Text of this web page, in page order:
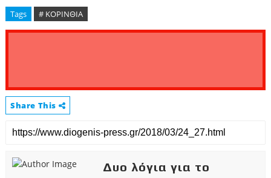
Tags # ΚΟΡΙΝΘΙΑ
Share This
Δυο λόγια για το